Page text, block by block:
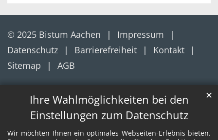
Ihre Wahlmöglichkeiten bei den
Einstellungen zum Datenschutz
Wir möchten Ihnen ein optimales Webseiten-Erlebnis bieten.
✕
© 2025 Bistum Aachen
Impressum
Datenschutz
Barrierefreiheit
Kontakt
Sitemap
AGB